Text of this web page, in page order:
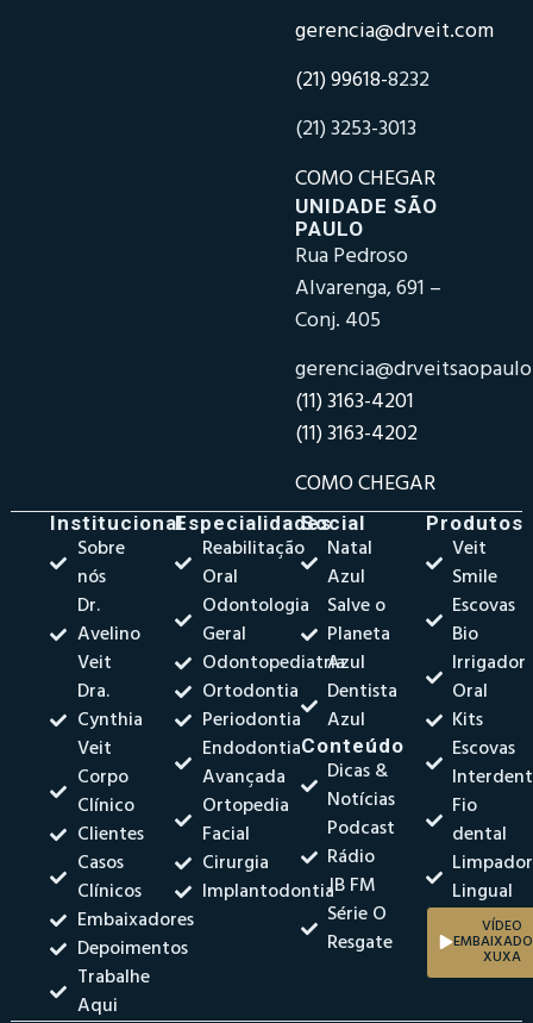
gerencia@drveit.com
(21) 99618-8232
(21) 3253-3013
COMO CHEGAR
UNIDADE SÃO
PAULO
Rua Pedroso
Alvarenga, 691 –
Conj. 405
(11) 3163-4201
(11) 3163-4202
COMO CHEGAR
Institucional
Sobre
nós
Dr.
Avelino
Veit
Dra.
Cynthia
Veit
Corpo
Clínico
Clientes
Casos
Clínicos
Embaixadores
Depoimentos
Trabalhe
Aqui
Especialidades
Reabilitação
Oral
Odontologia
Geral
Odontopediatria
Ortodontia
Periodontia
Endodontia
Avançada
Ortopedia
Facial
Cirurgia
Implantodontia
Social
Natal
Azul
Salve o
Planeta
Azul
Dentista
Azul
Conteúdo
Dicas &
Notícias
Podcast
Rádio
JB FM
Série O
Resgate
Produtos
Veit
Smile
Escovas
Bio
Irrigador
Oral
Kits
Escovas
Fio
dental
Limpador
Lingual
VÍDEO
XUXA